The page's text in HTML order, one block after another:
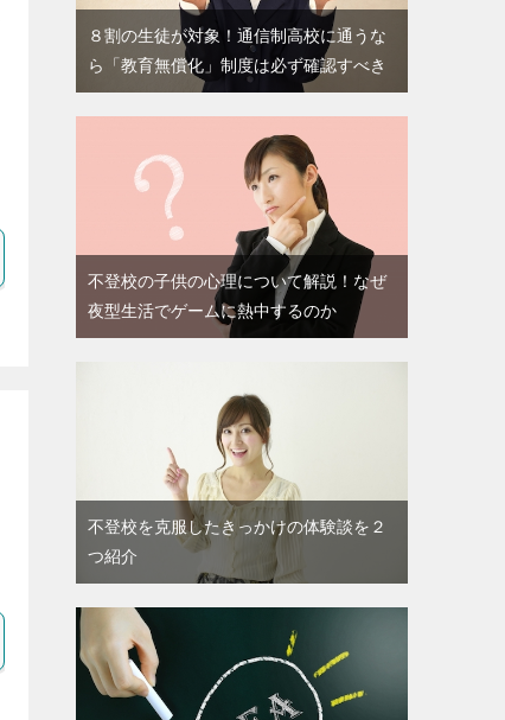
８割の生徒が対象！通信制高校に通うな
ら「教育無償化」制度は必ず確認すべき
不登校の子供の心理について解説！なぜ
夜型生活でゲームに熱中するのか
不登校を克服したきっかけの体験談を２
つ紹介